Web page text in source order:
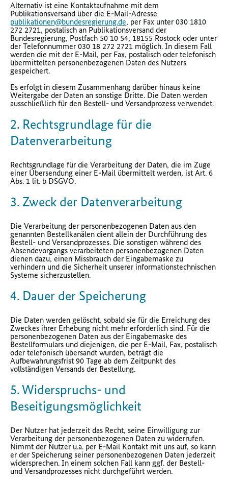
Alternativ ist eine Kontaktaufnahme mit dem
Publikationsversand über die E-Mail-Adresse
publikationen@bundesregierung.de, per Fax unter 030 1810
272 2721, postalisch an Publikationsversand der
Bundesregierung, Postfach 50 10 54, 18155 Rostock oder unter
der Telefonnummer 030 18 272 2721 möglich. In diesem Fall
werden die mit der E-Mail, per Fax, postalisch oder telefonisch
übermittelten personenbezogenen Daten des Nutzers
gespeichert.
Es erfolgt in diesem Zusammenhang darüber hinaus keine
Weitergabe der Daten an sonstige Dritte. Die Daten werden
ausschließlich für den Bestell- und Versandprozess verwendet.
2. Rechtsgrundlage für die
Datenverarbeitung
Rechtsgrundlage für die Verarbeitung der Daten, die im Zuge
einer Übersendung einer E-Mail übermittelt werden, ist Art. 6
Abs. 1 lit. b DSGVO.
3. Zweck der Datenverarbeitung
Die Verarbeitung der personenbezogenen Daten aus den
genannten Bestellkanälen dient allein der Durchführung des
Bestell- und Versandprozesses. Die sonstigen während des
Absendevorgangs verarbeiteten personenbezogenen Daten
dienen dazu, einen Missbrauch der Eingabemaske zu
verhindern und die Sicherheit unserer informationstechnischen
Systeme sicherzustellen.
4. Dauer der Speicherung
Die Daten werden gelöscht, sobald sie für die Erreichung des
Zweckes ihrer Erhebung nicht mehr erforderlich sind. Für die
personenbezogenen Daten aus der Eingabemaske des
Bestellformulars und diejenigen, die per E-Mail, Fax, postalisch
oder telefonisch übersandt wurden, beträgt die
Aufbewahrungsfrist 90 Tage ab dem Zeitpunkt des
vollständigen Versands der Bestellung.
5. Widerspruchs- und
Beseitigungsmöglichkeit
Der Nutzer hat jederzeit das Recht, seine Einwilligung zur
Verarbeitung der personenbezogenen Daten zu widerrufen.
Nimmt der Nutzer u.a. per E-Mail Kontakt mit uns auf, so kann
er der Speicherung seiner personenbezogenen Daten jederzeit
widersprechen. In einem solchen Fall kann ggf. der Bestell-
und Versandprozesses nicht durchgeführt werden.